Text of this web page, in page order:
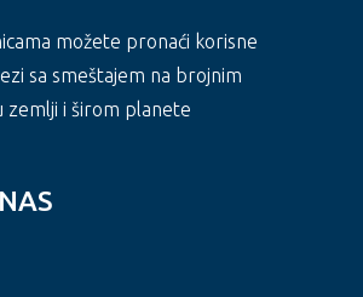
možete pronaći korisne
sa smeštajem na brojnim
zemlji i širom planete